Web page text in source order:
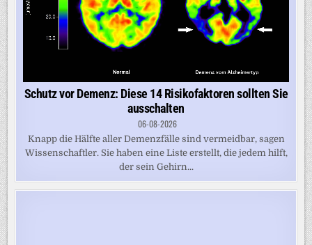
Schutz vor Demenz: Diese 14 Risikofaktoren sollten Sie
ausschalten
06-08-2026
Knapp die Hälfte aller Demenzfälle sind vermeidbar, sagen
Wissenschaftler. Sie haben eine Liste erstellt, die jedem hilft,
der sein Gehirn...